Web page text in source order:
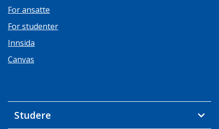
For ansatte
For studenter
Innsida
Canvas
Studere